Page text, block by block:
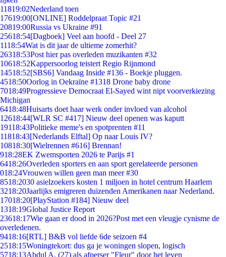
11819:02Nederland toen
17619:00[ONLINE] Roddelpraat Topic #21
20819:00Russia vs Ukraine #91
25618:54[Dagboek] Veel aan hoofd - Deel 27
1118:54Wat is dit jaar de ultieme zomerhit?
26318:53Post hier pas overleden muzikanten #32
10618:52Kappersoorlog teistert Regio Rijnmond
14518:52[SBS6] Vandaag Inside #136 - Boekje pluggen.
4518:50Oorlog in Oekraïne #1318 Drone baby drone
7018:49Progressieve Democraat El-Sayed wint nipt voorverkiezing
Michigan
6418:48Huisarts doet haar werk onder invloed van alcohol
12618:44[WLR SC #417] Nieuw deel openen was kaputt
19118:43Politieke meme's en spotprenten #11
11818:43[Nederlands Elftal] Op naar Louis IV?
10818:30[Wielrennen #616] Brennan!
918:28EK Zwemsporten 2026 te Parijs #1
6418:26Overleden sporters en aan sport gerelateerde personen
018:24Vrouwen willen geen man meer #30
8518:2030 asielzoekers kosten 1 miljoen in hotel centrum Haarlem
3218:20Jaarlijks emigreren duizenden Amerikanen naar Nederland.
17018:20[PlayStation #184] Nieuw deel
1318:19Global Justice Report
23618:17Wie gaan er dood in 2026?Post met een vleugje cynisme de
overledenen.
9418:16[RTL] B&B vol liefde 6de seizoen #4
2518:15Woningtekort: dus ga je woningen slopen, logisch
5718:13Abdul A. (27) als afperser "Fleur" door het leven